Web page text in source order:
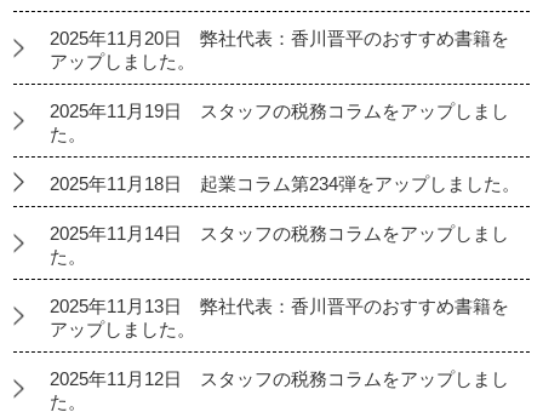
2025年11月20日 弊社代表：香川晋平のおすすめ書籍を
アップしました。
2025年11月19日 スタッフの税務コラムをアップしまし
た。
2025年11月18日 起業コラム第234弾をアップしました。
2025年11月14日 スタッフの税務コラムをアップしまし
た。
2025年11月13日 弊社代表：香川晋平のおすすめ書籍を
アップしました。
2025年11月12日 スタッフの税務コラムをアップしまし
た。